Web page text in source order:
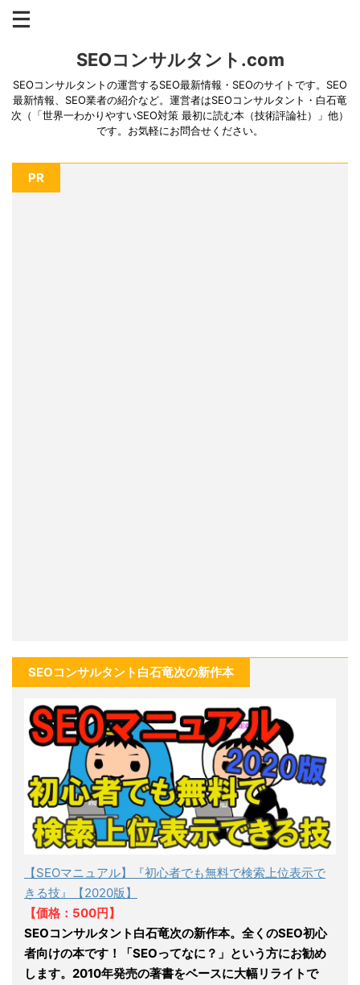
SEOコンサルタント.com
SEOコンサルタントの運営するSEO最新情報・SEOのサイトです。SEO
最新情報、SEO業者の紹介など。運営者はSEOコンサルタント・白石竜
次（「世界一わかりやすいSEO対策 最初に読む本（技術評論社）」他）
です。お気軽にお問合せください。
PR
SEOコンサルタント白石竜次の新作本
【SEOマニュアル】『初心者でも無料で検索上位表示で
きる技』【2020版】
【価格：500円】
SEOコンサルタント白石竜次の新作本。全くのSEO初心
者向けの本です！「SEOってなに？」という方にお勧め
します。2010年発売の著書をベースに大幅リライトで